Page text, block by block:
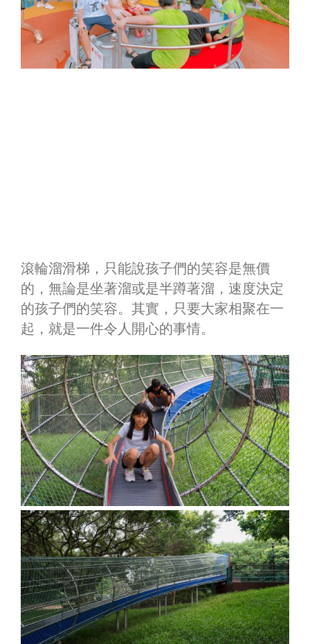
滾輪溜滑梯，只能說孩子們的笑容是無價
的，無論是坐著溜或是半蹲著溜，速度決定
的孩子們的笑容。其實，只要大家相聚在一
起，就是一件令人開心的事情。